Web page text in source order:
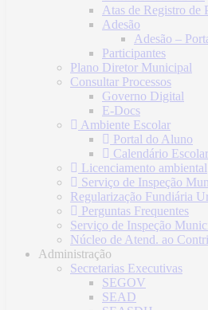
Atas de Registro de
Adesão
Adesão –
Participantes
Plano Diretor Municipal
Consultar Processos
Governo Digital
E-Docs
Ambiente Escolar
Portal do Aluno
Calendário Escolar
Licenciamento ambiental
Serviço de Inspeção
Regularização Fundiária
Perguntas Frequentes
Serviço de Inspeção
Núcleo de Atend. ao
Administração
Secretarias Executivas
SEGOV
SEAD